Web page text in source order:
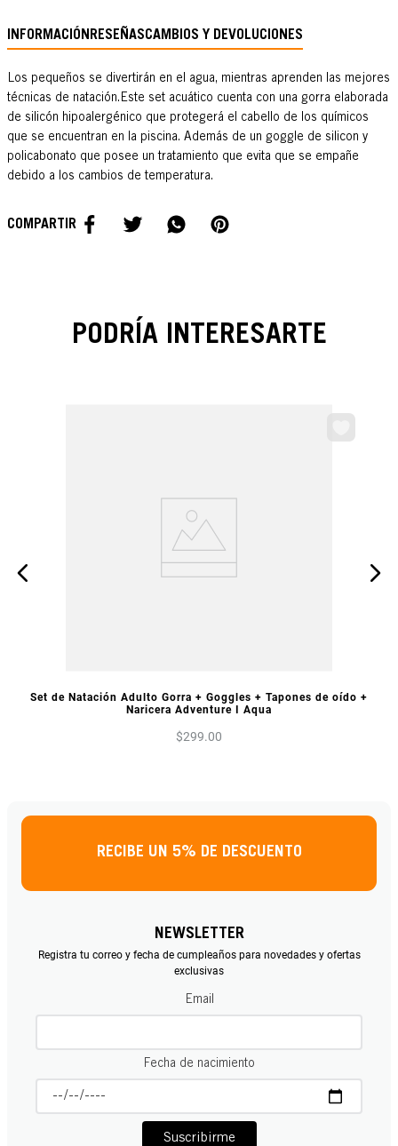
INFORMACIÓNRESEÑASCAMBIOS Y DEVOLUCIONES
Los pequeños se divertirán en el agua, mientras aprenden las mejores
técnicas de natación.Este set acuático cuenta con una gorra elaborada
de silicón hipoalergénico que protegerá el cabello de los químicos
que se encuentran en la piscina. Además de un goggle de silicon y
policabonato que posee un tratamiento que evita que se empañe
debido a los cambios de temperatura.
PODRÍA INTERESARTE
VISTA PREVIA
Set de Natación Adulto Gorra + Goggles + Tapones de oído +
Naricera Adventure I Aqua
$299.00
RECIBE UN 5% DE DESCUENTO
NEWSLETTER
Registra tu correo y fecha de cumpleaños para novedades y ofertas
exclusivas
Email
Fecha de nacimiento
Suscribirme